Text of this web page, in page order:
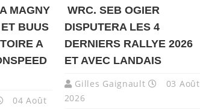
MAGNY
BUUS
A
04 Août
WRC. SEB OGIER
DISPUTERA LES 4
DERNIERS RALLYE 2026
ET AVEC LANDAIS
Gilles Gaignault
03 Août
2026